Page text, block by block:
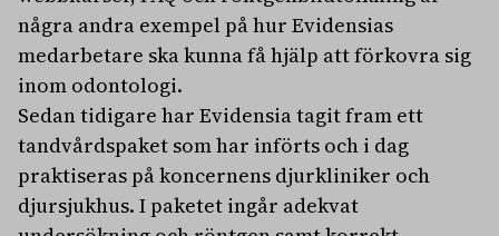
några andra exempel på hur Evidensias
medarbetare ska kunna få hjälp att förkovra sig
inom odontologi.
Sedan tidigare har Evidensia tagit fram ett
tandvårdspaket som har införts och i dag
praktiseras på koncernens djurkliniker och
djursjukhus. I paketet ingår adekvat